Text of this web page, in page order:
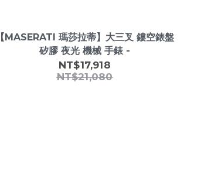
【MASERATI 瑪莎拉蒂】大三叉 鏤空錶盤
矽膠 夜光 機械 手錶 -
NT$17,918
NT$21,080